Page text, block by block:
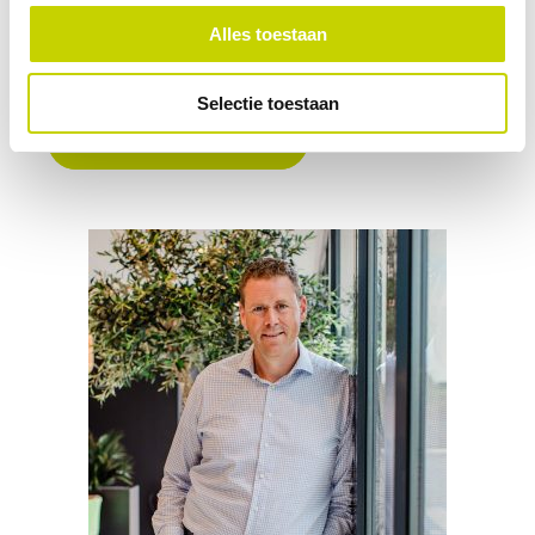
Alles toestaan
Selectie toestaan
frank.baptist@actemium.com
+31621674785
STEL JOUW VRAAG